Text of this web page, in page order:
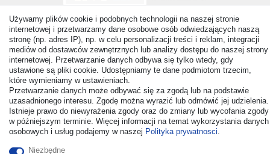
© Copyright 2026 | Wszelkie prawa zastrzezone. - All rights
reserved. Prices incl. VAT. 19% VAT Basic prices see article detail
| * Applies to deliveries to the UK!
Używamy plików cookie i podobnych technologii na naszej stronie
internetowej i przetwarzamy dane osobowe osób odwiedzających naszą
stronę (np. adres IP), np. w celu personalizacji treści i reklam, integracji
mediów od dostawców zewnętrznych lub analizy dostępu do naszej strony
internetowej. Przetwarzanie danych odbywa się tylko wtedy, gdy
ustawione są pliki cookie. Udostępniamy te dane podmiotom trzecim,
które wymieniamy w ustawieniach.
Przetwarzanie danych może odbywać się za zgodą lub na podstawie
uzasadnionego interesu. Zgodę można wyrazić lub odmówić jej udzielenia.
Istnieje prawo do niewyrażenia zgody oraz do zmiany lub wycofania zgody
w późniejszym terminie. Więcej informacji na temat wykorzystania danych
osobowych i usług podajemy w naszej Polityka prywatnosci.
Niezbędne
Odstąp od umowy tutaj Kontakt